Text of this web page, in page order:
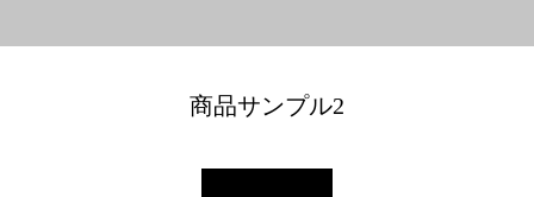
商品サンプル2